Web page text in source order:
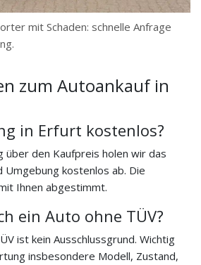
mit Schaden: schnelle Anfrage
zum Autoankauf in
in Erfurt kostenlos?
über den Kaufpreis holen wir das
Umgebung kostenlos ab. Die
Ihnen abgestimmt.
ein Auto ohne TÜV?
ist kein Ausschlussgrund. Wichtig
insbesondere Modell, Zustand,